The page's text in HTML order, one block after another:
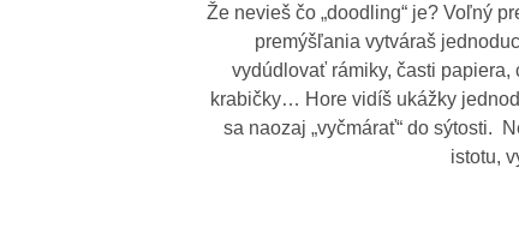
Že nevieš čo „doodling“ je? Voľný
premýšľania vytváraš
vydúdlovať rámiky, časti
krabičky… Hore vidíš ukážky
sa naozaj „vyčmárať“ do sýtosti.
istotu,